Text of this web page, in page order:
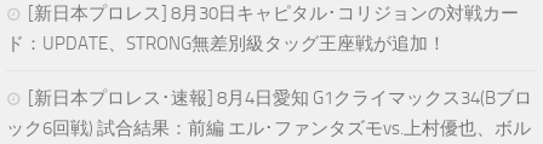
[新日本プロレス] 8月30日キャピタル･コリジョンの対戦カー
ド：UPDATE、STRONG無差別級タッグ王座戦が追加！
[新日本プロレス･速報] 8月4日愛知 G1クライマックス34(Bブロ
ック6回戦) 試合結果：前編 エル･ファンタズモvs.上村優也、ボル